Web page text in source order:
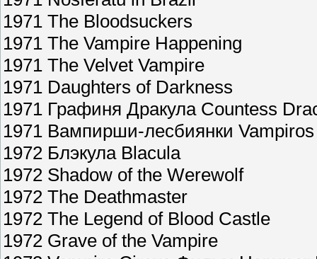
1971 The Bloodsuckers
1971 The Vampire Happening
1971 The Velvet Vampire
1971 Daughters of Darkness
1971 Графиня Дракула Countess
1971 Вампирши-лесбиянки
1972 Блэкула Blacula
1972 Shadow of the Werewolf
1972 The Deathmaster
1972 The Legend of Blood Castle
1972 Grave of the Vampire